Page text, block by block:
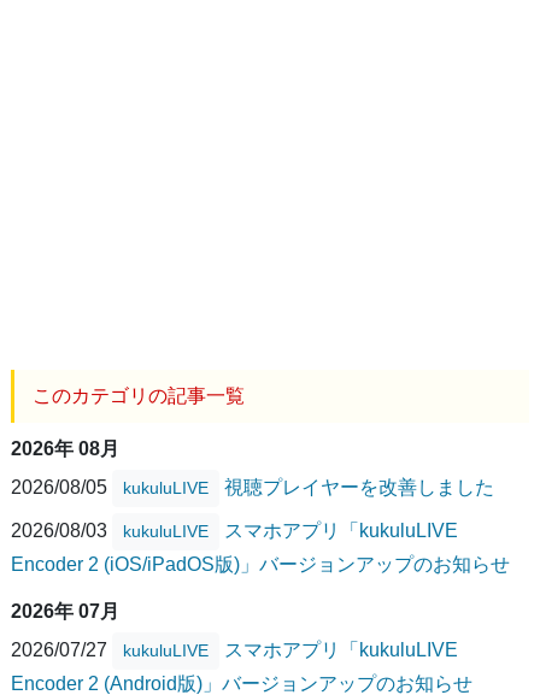
このカテゴリの記事一覧
2026年 08月
2026/08/05
kukuluLIVE 視聴プレイヤーを改善しました
2026/08/03 kukuluLIVE
スマホアプリ「kukuluLIVE
Encoder 2 (iOS/iPadOS版)」バージョンアップのお知らせ
2026年 07月
2026/07/27
kukuluLIVE
スマホアプリ「kukuluLIVE
Encoder 2 (Android版)」バージョンアップのお知らせ